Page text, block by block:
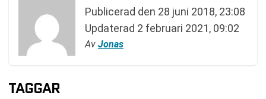
Publicerad den 28 juni 2018, 23:08
Updaterad 2 februari 2021, 09:02
Av Jonas
TAGGAR